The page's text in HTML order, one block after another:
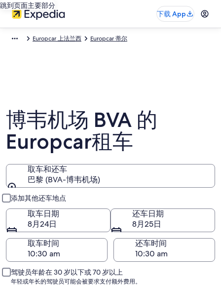
跳到页面主要部分
下载 App
Europcar 上法兰西 Europcar 蒂尔
博韦机场 BVA 的
Europcar租车
取车和还车
巴黎 (BVA-博韦机场)
取车和还车
添加其他还车地点
取车日期
8月24日
还车日期
8月25日
取车时间
还车时间
驾驶员年龄在 30 岁以下或 70 岁以上
年轻或年长的驾驶员可能会被要求支付额外费用。